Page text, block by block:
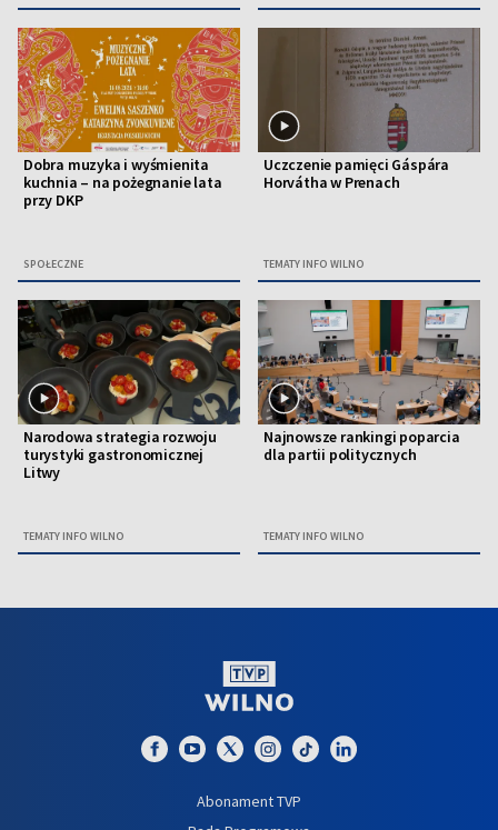
Dobra muzyka i wyśmienita
kuchnia – na pożegnanie lata
przy DKP
SPOŁECZNE
Uczczenie pamięci Gáspára
Horvátha w Prenach
TEMATY INFO WILNO
Narodowa strategia rozwoju
turystyki gastronomicznej
Litwy
TEMATY INFO WILNO
Najnowsze rankingi poparcia
dla partii politycznych
TEMATY INFO WILNO
Abonament TVP